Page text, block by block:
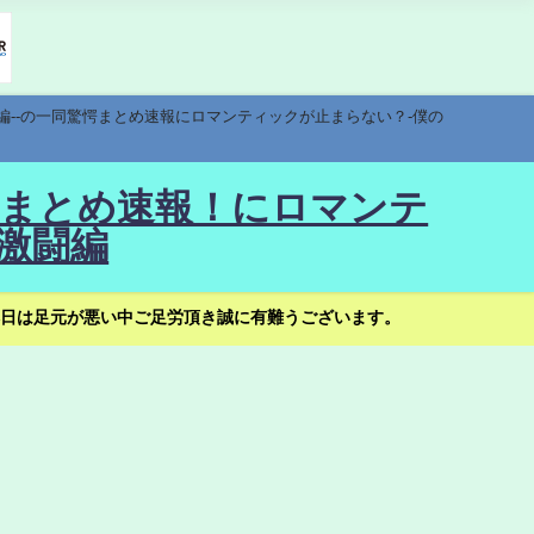
の一同驚愕まとめ速報にロマンティックが止まらない？-僕の
とめ速報！にロマンテ
闘編
足元が悪い中ご足労頂き誠に有難うございます。